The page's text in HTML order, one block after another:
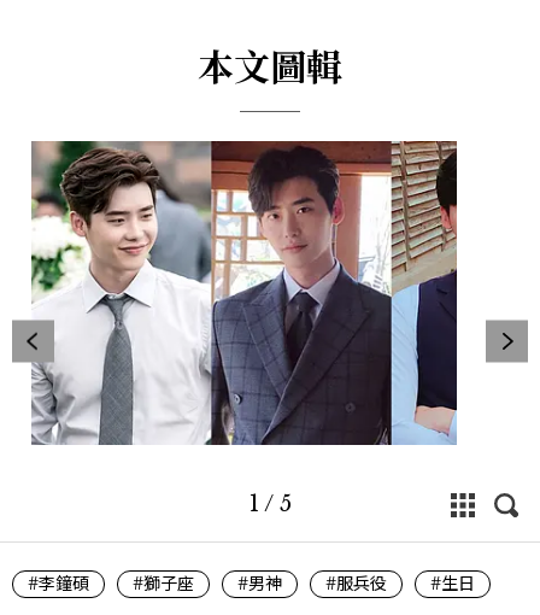
本文圖輯
1 / 5
#李鐘碩 #獅子座 #男神 #服兵役 #生日